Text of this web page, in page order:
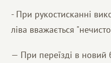
- При рукостисканні
ліва вважається
— При переїзді в новий